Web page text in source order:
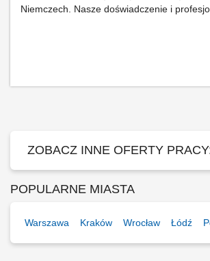
Niemczech. Nasze doświadczenie i
ZOBACZ INNE OFERTY
POPULARNE MIASTA
Warszawa Kraków Wrocław Łódź